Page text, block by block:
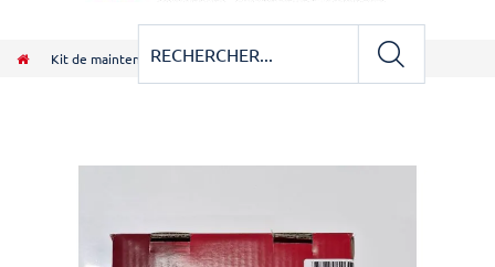
Kit de maintenance pompe Hardi 1303